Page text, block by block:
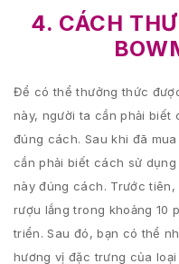
4. CÁCH
Để có thể thưởng thức
này, người ta cần phải biết
đúng cách. Sau khi đã
cần phải biết cách sử
này đúng cách. Trước
rượu lắng trong khoảng 10
triển. Sau đó, bạn có thể
hương vị đặc trưng của loại